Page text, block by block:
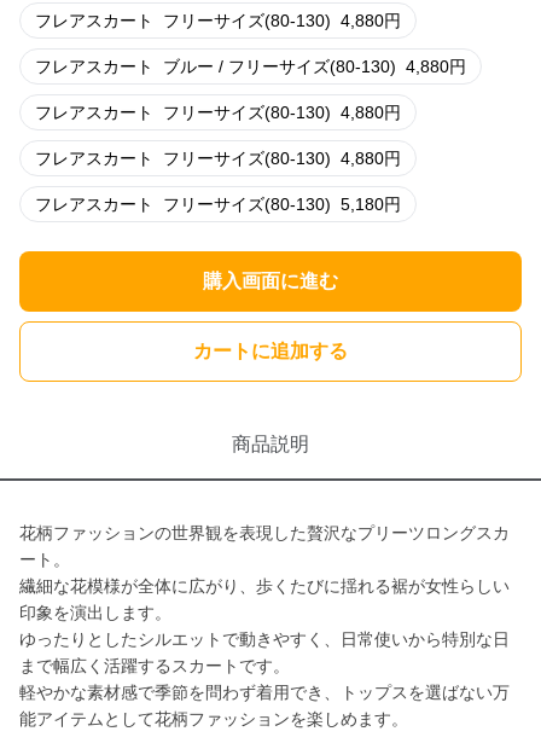
フレアスカート フリーサイズ(80-130) 4,880円
フレアスカート ブルー / フリーサイズ(80-130) 4,880円
フレアスカート フリーサイズ(80-130) 4,880円
フレアスカート フリーサイズ(80-130) 4,880円
フレアスカート フリーサイズ(80-130) 5,180円
購入画面に進む
カートに追加する
商品説明
花柄ファッションの世界観を表現した贅沢なプリーツロングスカ
ート。
繊細な花模様が全体に広がり、歩くたびに揺れる裾が女性らしい
印象を演出します。
ゆったりとしたシルエットで動きやすく、日常使いから特別な日
まで幅広く活躍するスカートです。
軽やかな素材感で季節を問わず着用でき、トップスを選ばない万
能アイテムとして花柄ファッションを楽しめます。